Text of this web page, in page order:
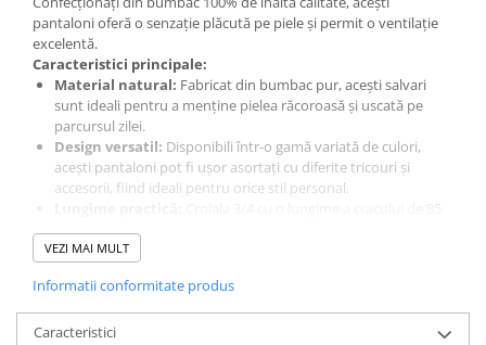
pantaloni oferă o senzație plăcută pe piele și permit o ventilație
excelentă.
Caracteristici principale:
Material natural: Fabricat din bumbac pur, acești salvari
sunt ideali pentru a menține pielea răcoroasă și uscată pe
parcursul zilei.
Design versatil: Disponibili într-o gamă variată de culori,
acești pantaloni pot fi ușor asortați cu diferite tricouri și
accesorii, fiind ideali pentru orice stil personal.
cm asigură o potrivire perfectă pentru activități zilnice și
momente de relaxare.
libertate de mișcare, făcându-i ideali pentru orice activitate
recreativă sau sportivă.
Întreținere simplă:
VEZI MAI MULT
Informatii conformitate produs
Caracteristici